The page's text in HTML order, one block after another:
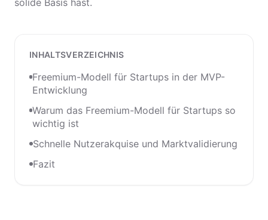
solide Basis hast.
INHALTSVERZEICHNIS
Freemium-Modell für Startups in der MVP-
Entwicklung
Warum das Freemium-Modell für Startups so
wichtig ist
Schnelle Nutzerakquise und Marktvalidierung
Fazit